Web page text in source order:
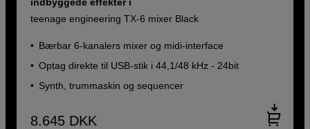
teenage engineering TX-6 mixer Black
Bærbar 6-kanalers mixer og midi-interface
Optag direkte til USB-stik i 44,1/48 kHz - 24bit
Synth, trummaskin og sequencer
8.645 DKK